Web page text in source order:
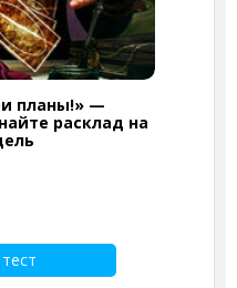
планы!» —
расклад на